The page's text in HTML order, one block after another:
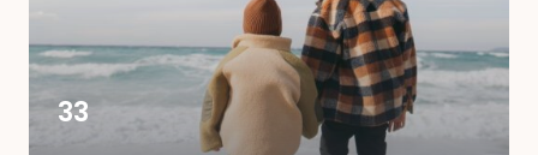
33